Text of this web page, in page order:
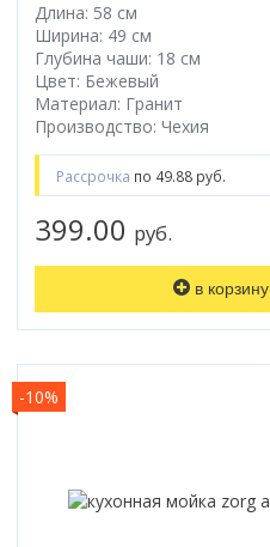
Длина: 58 см
Ширина: 49 см
Глубина чаши: 18 см
Цвет: Бежевый
Материал: Гранит
Производство: Чехия
Рассрочка по 49.88 руб.
399.00 руб.
в корзину
-10%